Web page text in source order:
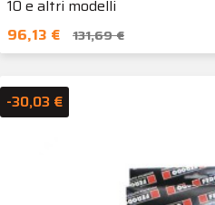
10 e altri modelli
96,13 €
131,69 €
-30,03 €